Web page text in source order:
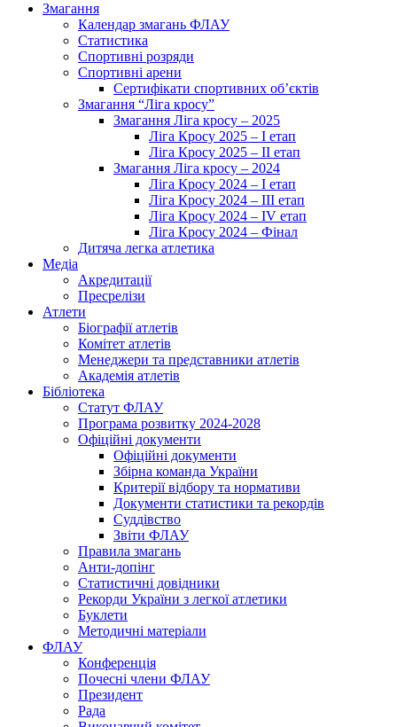
Змагання
Календар змагань ФЛАУ
Статистика
Спортивні розряди
Спортивні арени
Сертифікати спортивних об’єктів
Змагання “Ліга кросу”
Змагання Ліга кросу – 2025
Ліга Кросу 2025 – I етап
Ліга Кросу 2025 – II етап
Змагання Ліга кросу – 2024
Ліга Кросу 2024 – I етап
Ліга Кросу 2024 – III етап
Ліга Кросу 2024 – IV етап
Ліга Кросу 2024 – Фінал
Дитяча легка атлетика
Медіа
Акредитації
Пресрелізи
Атлети
Біографії атлетів
Комітет атлетів
Менеджери та представники атлетів
Академія атлетів
Бібліотека
Статут ФЛАУ
Програма розвитку 2024-2028
Офіційні документи
Офіційні документи
Збірна команда України
Критерії відбору та нормативи
Документи статистики та рекордів
Суддівство
Звіти ФЛАУ
Правила змагань
Анти-допінг
Статистичні довідники
Рекорди України з легкої атлетики
Буклети
Методичні матеріали
ФЛАУ
Конференція
Почесні члени ФЛАУ
Президент
Рада